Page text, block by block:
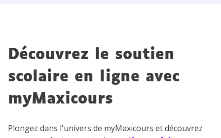
Découvrez le soutien
scolaire en ligne avec
myMaxicours
Plongez dans l'univers de myMaxicours et découvrez